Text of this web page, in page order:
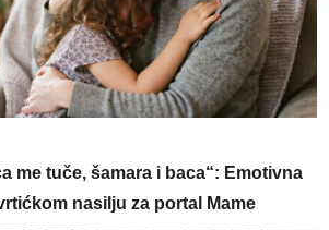
me tuče, šamara i baca“: Emotivna
nasilju za portal Mame